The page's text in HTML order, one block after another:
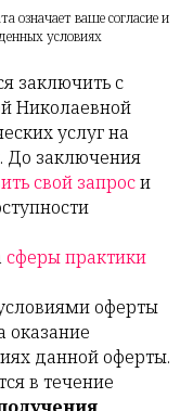
означает ваше согласие и
условиях
заключить с
Николаевной
услуг на
До заключения
свой запроси
сферы практики
оферты
оказание
данной оферты.
в течение